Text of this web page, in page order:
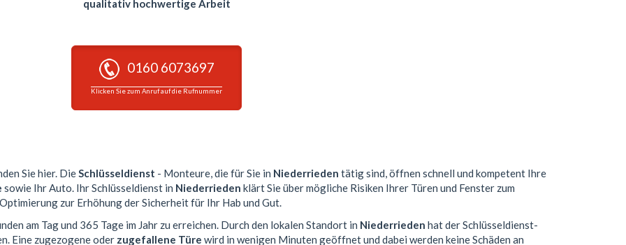
qualitativ hochwertige Arbeit
0160 6073697
Klicken Sie zum Anruf auf die Rufnummer
Sie hier. DieSchlüsseldienst - Monteure, die für Sie in Niederrieden tätig sind, öffnen schnell und kompetent Ihre
sowie Ihr Auto. Ihr Schlüsseldienst in Niederrieden klärt Sie über mögliche Risiken Ihrer Türen und Fenster zum
zur Erhöhung der Sicherheit für Ihr Hab und Gut.
am Tag und 365 Tage im Jahr zu erreichen. Durch den lokalen Standort in Niederrieden hat der Schlüsseldienst-
Eine zugezogene oder zugefallene Türe wird in wenigen Minuten geöffnet und dabei werden keine Schäden an